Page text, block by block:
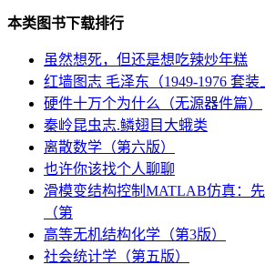
本类图书下载排行
虽然想死，但还是想吃辣炒年糕
红墙图志 毛泽东（1949-1976 套装
硬件十万个为什么（无源器件篇）
秦岭昆虫志.鳞翅目大蛾类
离散数学（第六版）
也许你该找个人聊聊
滑模变结构控制MATLAB仿真：
（第
高等无机结构化学（第3版）
社会统计学（第五版）